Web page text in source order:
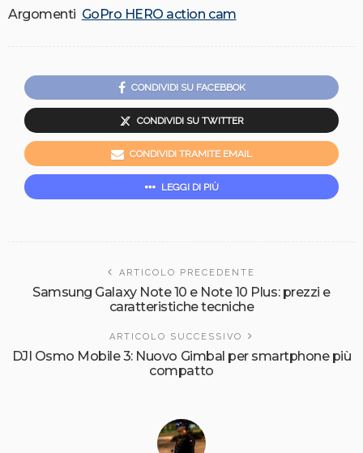
Argomenti GoPro HERO action cam
CONDIVIDI SU FACEBBOK
CONDIVIDI SU TWITTER
CONDIVIDI TRAMITE EMAIL
LEGGI DI PIÙ
ARTICOLO PRECEDENTE
Samsung Galaxy Note 10 e Note 10 Plus: prezzi e
caratteristiche tecniche
ARTICOLO SUCCESSIVO
DJI Osmo Mobile 3: Nuovo Gimbal per smartphone più
compatto